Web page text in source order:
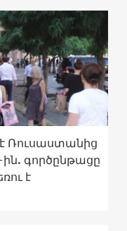
Ռուսաստանից
գործընթացը
է